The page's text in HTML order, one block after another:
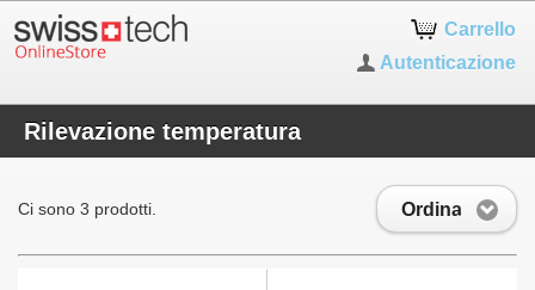
Carrello
Autenticazione
Rilevazione temperatura
Ordina
Ci sono 3 prodotti.